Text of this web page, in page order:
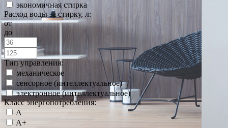
экономичная стирка
Расход воды за стирку, л:
от
до
Тип управления:
механическое
сенсорное (интеллектуальное)
электронное (интеллектуальное)
Класс энергопотребления:
A
A+